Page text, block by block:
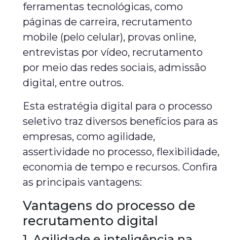
ferramentas tecnológicas, como
páginas de carreira, recrutamento
mobile (pelo celular), provas online,
entrevistas por vídeo, recrutamento
por meio das redes sociais, admissão
digital, entre outros.
Esta estratégia digital para o processo
seletivo traz diversos benefícios para as
empresas, como agilidade,
assertividade no processo, flexibilidade,
economia de tempo e recursos. Confira
as principais vantagens:
Vantagens do processo de
recrutamento digital